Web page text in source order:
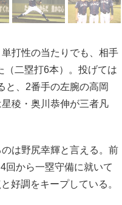
打性の当たりでも、相手
（二塁打6本）。投げては
と、2番手の左腕の高岡
稜・奥川恭伸が三者凡
は野尻幸輝と言える。前
回から一塁守備に就いて
好調をキープしている。